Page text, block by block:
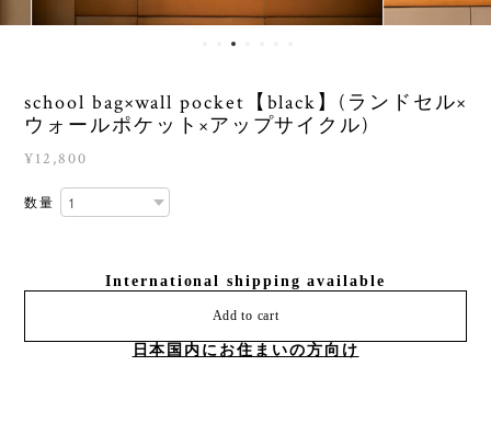
school bag×wall pocket【black】(ランドセル×
ウォールポケット×アップサイクル)
¥12,800
数量
International shipping available
Add to cart
日本国内にお住まいの方向け